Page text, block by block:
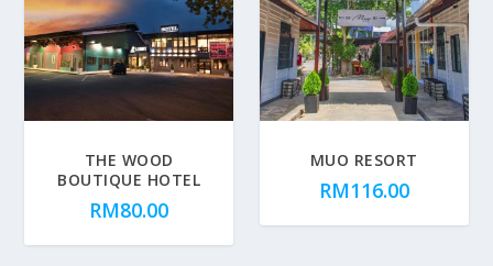
THE WOOD
BOUTIQUE HOTEL
RM80.00
MUO RESORT
RM116.00